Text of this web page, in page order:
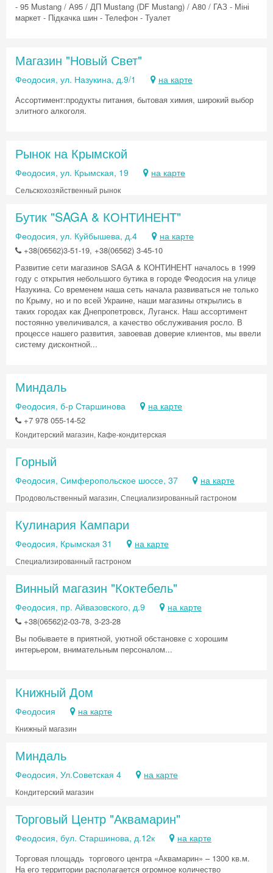
- 95 Mustang / А95 / ДП Mustang (DF Mustang) / А80 / ГАЗ - Міні
маркет - Підкачка шин - Телефон - Туалет
Магазин "Новый Свет"
Феодосия, ул. Назукина, д.9/1 на карте
Ассортимент:продукты питания, бытовая химия, широкий выбор
элитного алкоголя.
Рынок на Крымской
Феодосия, ул. Крымская, 19 на карте
Сельскохозяйственный рынок
Бутик "SAGA & КОНТИНЕНТ"
Феодосия, ул. Куйбышева, д.4 на карте
+38(06562)3-51-19, +38(06562) 3-45-10
Развитие сети магазинов SAGA & КОНТИНЕНТ началось в 1999
году с открытия небольшого бутика в городе Феодосия на улице
Назукина. Со временем наша сеть начала развиваться не только
по Крыму, но и по всей Украине, наши магазины открылись в
таких городах как Днепропетровск, Луганск. Наш ассортимент
постоянно увеличивался, а качество обслуживания росло. В
процессе нашего развития, завоевав доверие клиентов, мы ввели
систему дисконтной...
Миндаль
Феодосия, б-р Старшинова на карте
+7 978 055-14-52
Кондитерский магазин, Кафе-кондитерская
Горный
Феодосия, Симферопольское шоссе, 37 на карте
Продовольственный магазин, Специализированный гастроном
Кулинария Кампари
Феодосия, Крымская 31 на карте
Специализированный гастроном
Винный магазин "Коктебель"
Феодосия, пр. Айвазовского, д.9 на карте
+38(06562)2-03-78, 3-23-28
Вы побываете в приятной, уютной обстановке с хорошим
интерьером, внимательным персоналом...
Книжный Дом
Феодосия на карте
Книжный магазин
Миндаль
Феодосия, Ул.Советская 4 на карте
Кондитерский магазин
Торговый Центр "Аквамарин"
Феодосия, бул. Старшинова, д.12к на карте
Торговая площадь торгового центра «Аквамарин» – 1300 кв.м.
На его территории располагается огромное количество